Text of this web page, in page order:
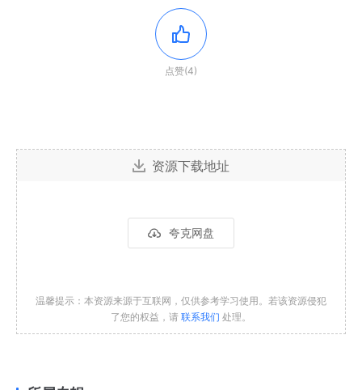
点赞(4)
资源下载地址
夸克网盘
温馨提示：本资源来源于互联网，仅供参考学习使用。若该资源侵犯
了您的权益，请 联系我们 处理。